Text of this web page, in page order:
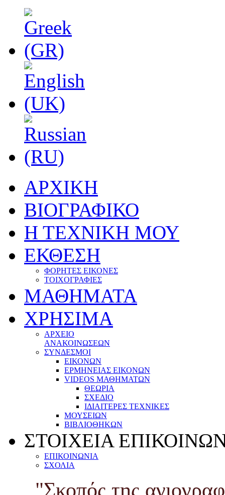
ΑΡΧΙΚΗ
ΒΙΟΓΡΑΦΙΚΟ
Η ΤΕΧΝΙΚΗ ΜΟΥ
ΕΚΘΕΣΗ
ΦΟΡΗΤΕΣ ΕΙΚΟΝΕΣ
ΤΟΙΧΟΓΡΑΦΙΕΣ
ΜΑΘΗΜΑΤΑ
ΧΡΗΣΙΜΑ
ΑΡΧΕΙΟ
ΑΝΑΚΟΙΝΩΣΕΩΝ
ΣΥΝΔΕΣΜΟΙ
EΙΚΟΝΩΝ
ΕΡΜΗΝΕΙΑΣ ΕΙΚΟΝΩΝ
VIDEOS ΜΑΘΗΜΑΤΩΝ
ΘΕΩΡΙΑ
ΣΧΕΔΙΟ
ΙΔΙΑΙΤΕΡΕΣ ΤΕΧΝΙΚΕΣ
ΜΟΥΣΕΙΩΝ
ΒΙΒΛΙΟΘΗΚΩΝ
ΣΤΟΙΧΕΙΑ
ΕΠΙΚΟΙΝΩΝΙΑ
ΣΧΟΛΙΑ
"Σκοπός της